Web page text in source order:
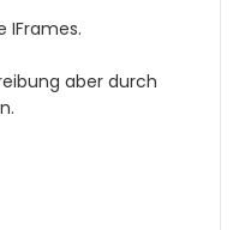
IFrames.
aber durch